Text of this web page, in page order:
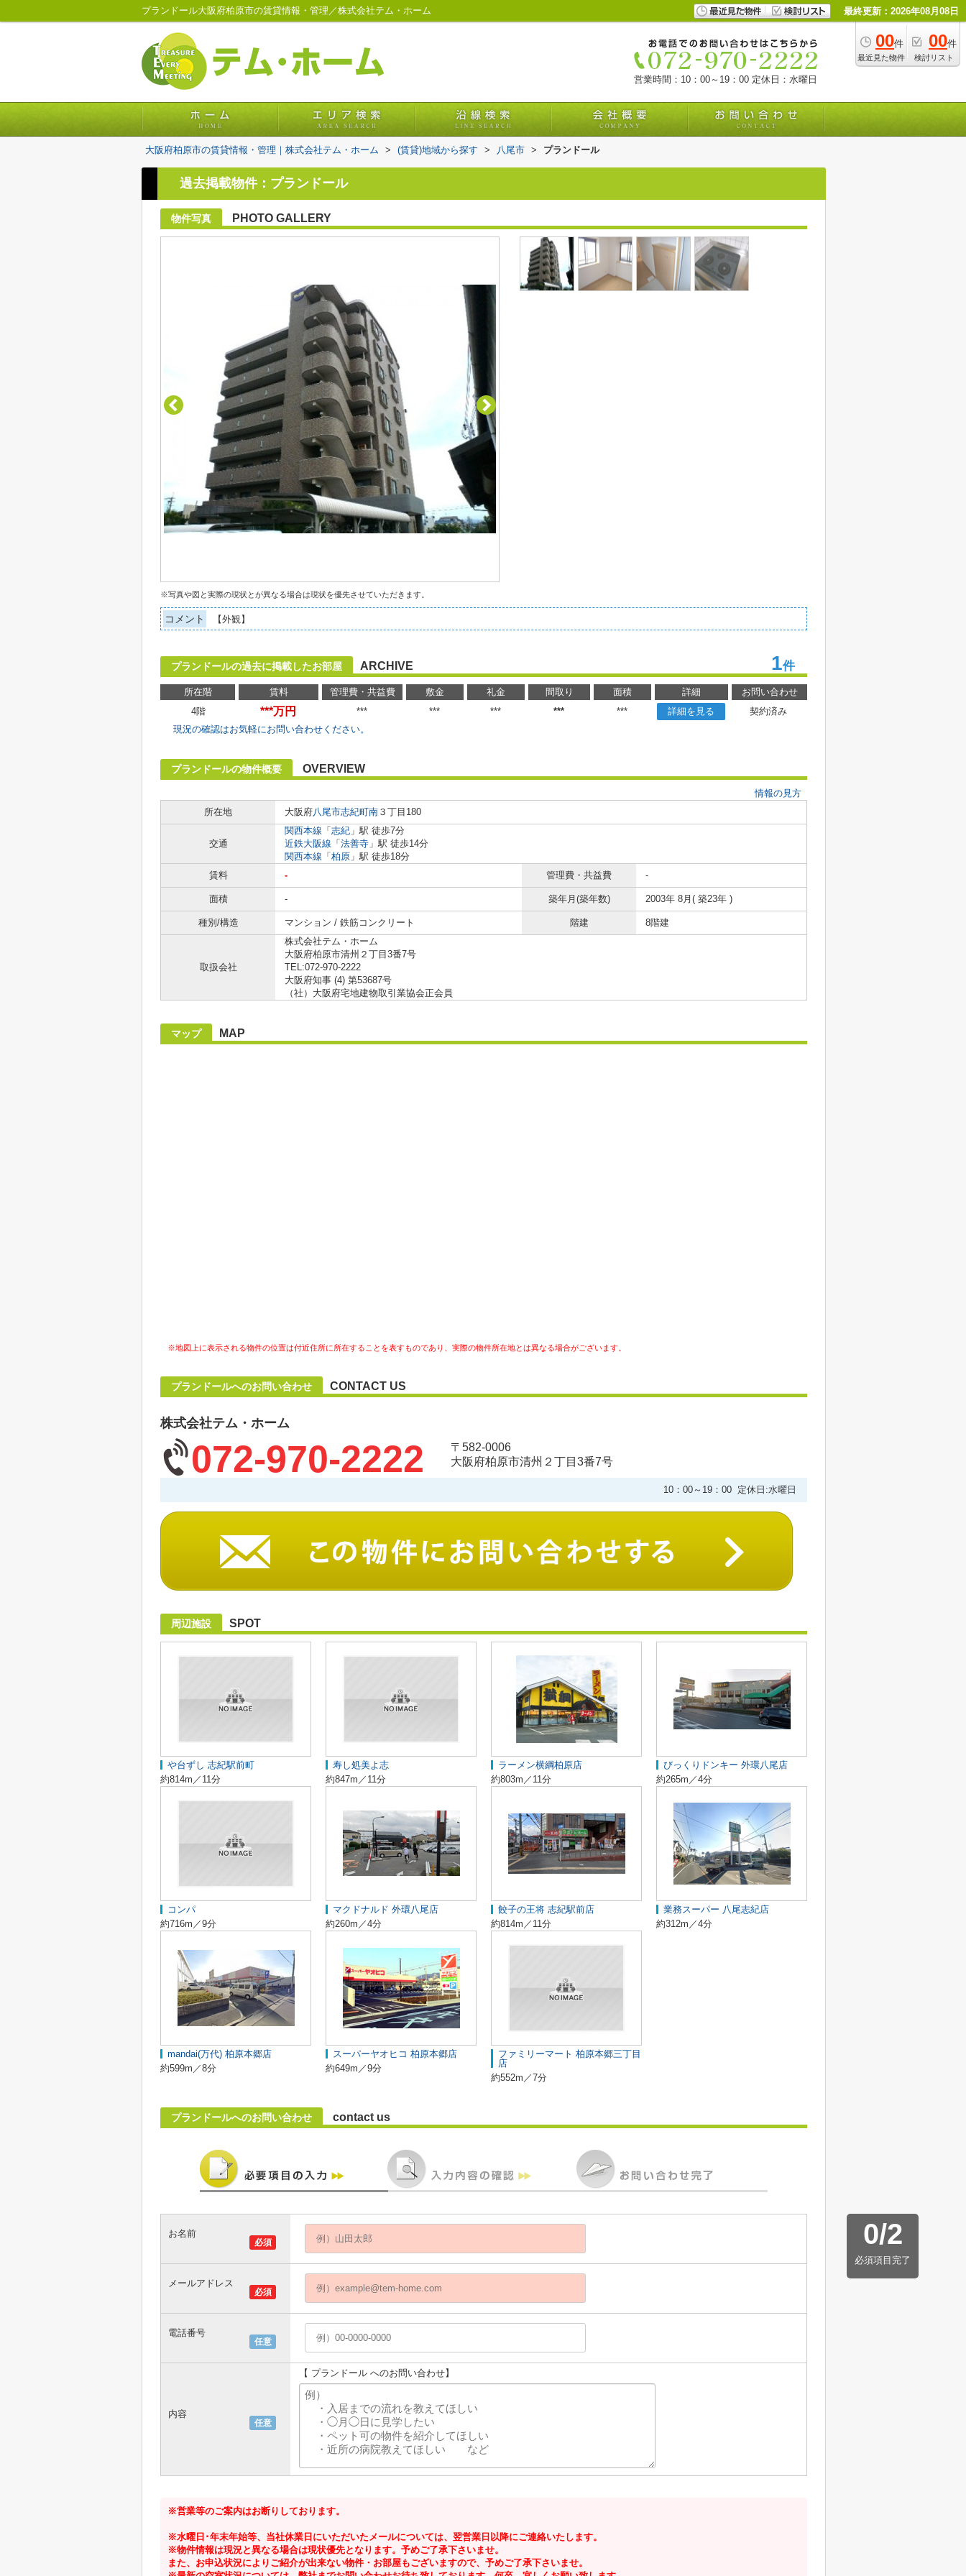
プランドール大阪府柏原市の賃貸情報・管理／株式会社テム・ホーム 最終更新：2026年08月08日
00件
最近見た物件
00件
検討リスト
営業時間：10：00～19：00 定休日：水曜日
大阪府柏原市の賃貸情報・管理｜株式会社テム・ホーム > (賃貸)地域から探す > 八尾市 > プランドール
過去掲載物件：プランドール
物件写真 PHOTO GALLERY
※写真や図と実際の現状とが異なる場合は現状を優先させていただきます。
コメント 【外観】
プランドールの過去に掲載したお部屋 ARCHIVE 1件
所在階 賃料 管理費・共益費 敷金 礼金 間取り 面積 詳細
お問い合わせ
4階
***万円 *** *** *** *** *** 詳細を見る
契約済み
現況の確認はお気軽にお問い合わせください。
プランドールの物件概要 OVERVIEW
情報の見方
所在地
大阪府八尾市志紀町南 ３丁目180
交通
関西本線 「 志紀 」駅 徒歩7分
近鉄大阪線 「 法善寺 」駅 徒歩14分
関西本線 「 柏原 」駅 徒歩18分
賃料
- 管理費・共益費 -
面積 - 築年月(築年数) 2003年 8月( 築23年 )
種別/構造 マンション / 鉄筋コンクリート 階建 8階建
取扱会社
株式会社テム・ホーム
大阪府柏原市清州２丁目3番7号
TEL:072-970-2222
大阪府知事 (4) 第53687号
（社）大阪府宅地建物取引業協会正会員
マップ MAP
※地図上に表示される物件の位置は付近住所に所在することを表すものであり、実際の物件所在地とは異なる場合がございます。
プランドールへのお問い合わせ CONTACT US
株式会社テム・ホーム
072-970-2222
〒582-0006
大阪府柏原市清州２丁目3番7号
10：00～19：00 定休日:水曜日
周辺施設 SPOT
や台ずし 志紀駅前町
約814m／11分
寿し処美よ志
約847m／11分
ラーメン横綱柏原店
約803m／11分
びっくりドンキー 外環八尾店
約265m／4分
コンパ
約716m／9分
マクドナルド 外環八尾店
約260m／4分
餃子の王将 志紀駅前店
約814m／11分
業務スーパー 八尾志紀店
約312m／4分
mandai(万代) 柏原本郷店
約599m／8分
スーパーヤオヒコ 柏原本郷店
約649m／9分
ファミリーマート 柏原本郷三丁目
店
約552m／7分
プランドールへのお問い合わせ contact us
0/2
必須項目完了
必須
お名前
必須
メールアドレス
任意
電話番号
任意
内容
【 プランドール へのお問い合わせ】
※営業等のご案内はお断りしております。
※水曜日･年末年始等、当社休業日にいただいたメールについては、翌営業日以降にご連絡いたします。
※物件情報は現況と異なる場合は現状優先となります。予めご了承下さいませ。
また、お申込状況によりご紹介が出来ない物件・お部屋もございますので、予めご了承下さいませ。